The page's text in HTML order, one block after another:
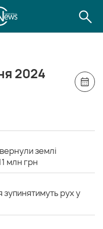
2024
землі
млн грн
рух у